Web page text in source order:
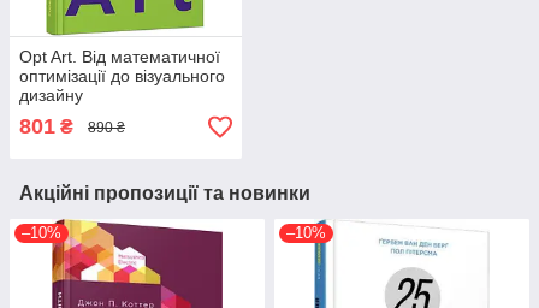
Opt Art. Від математичної
оптимізації до візуального
дизайну
801 ₴ 890 ₴
Акційні пропозиції та новинки
–10% –10%